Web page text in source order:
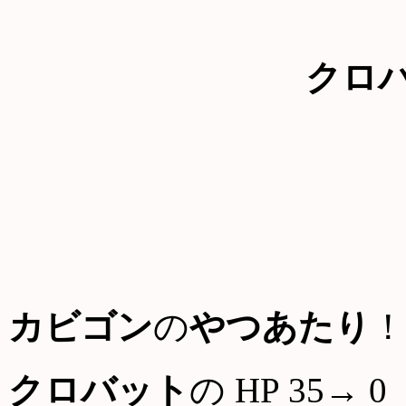
クロ
カビゴンのやつあたり
！
クロバット の HP 35→ 0